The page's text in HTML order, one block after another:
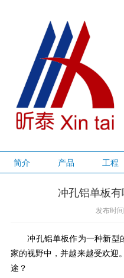
简介 产品 工程
冲孔铝单板
发布时
冲孔铝单板作为一种新型
家的视野中，并越来越受欢迎
途？